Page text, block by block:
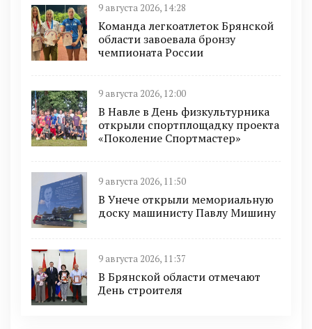
9 августа 2026, 14:28
Команда легкоатлеток Брянской
области завоевала бронзу
чемпионата России
9 августа 2026, 12:00
В Навле в День физкультурника
открыли спортплощадку проекта
«Поколение Спортмастер»
9 августа 2026, 11:50
В Унече открыли мемориальную
доску машинисту Павлу Мишину
9 августа 2026, 11:37
В Брянской области отмечают
День строителя